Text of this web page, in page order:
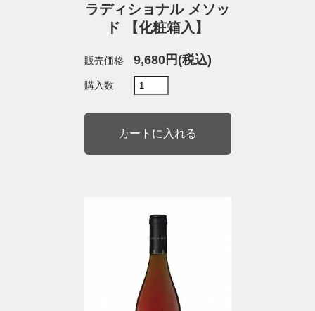
ラディショナル メソッ
ド 【化粧箱入】
販売価格 9,680円(税込)
購入数